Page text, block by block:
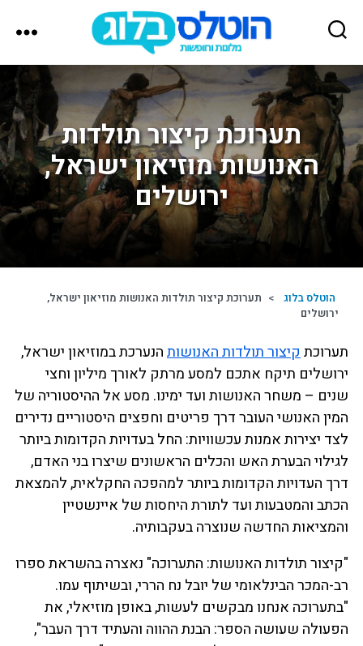
הוטלס
בלוג
תערוכת קיצור תולדות
האנושות מוזיאון ישראל,
ירושלים
הוטלס בלוג > תערוכת קיצור תולדות האנושות מוזיאון ישראל,
ירושלים
תערוכתקיצור תולדות האנושותהנערכת במוזיאון ישראל,
ירושלים תיקח אתכם למסע מרתק לאורך מיליון וחצי
שנים – משחר האנושות ועד ימינו. מסע אל ההיסטוריה של
המין האנושי העובר דרך פריטים וחפצים היסטוריים נדירים
לצד יצירות אמנות עכשוויות: החל בעדויות הקדומות ביותר
לגילוי הבערת האש והכלים הראשונים שיצרו בני האדם,
דרך העדויות הקדומות ביותר למהפכה החקלאית, להמצאת
הכתב והמטבעות ועד לתורת היחסות של איינשטיין
והמציאות החדשה שנוצרה בעקבותיה.
"קיצור תולדות האנושות: התערוכה" נאצרה בהשראת ספרו
רב-המכר הבינלאומי של יובל נח הררי, ובשיתוף עמו.
"בתערוכה אנחנו מבקשים לעשות, באופן מוזיאלי, את
הפעולה שעושה הספר: הבנת ההווה והעתיד דרך העבר",